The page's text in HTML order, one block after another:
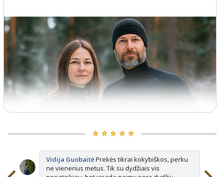
⭐️ ⭐️ ⭐️ ⭐️ ⭐️
Vidija GuobaitėPrekės tikrai kokybiškos, perku
ne vienerius metus. Tik su dydžiais vis